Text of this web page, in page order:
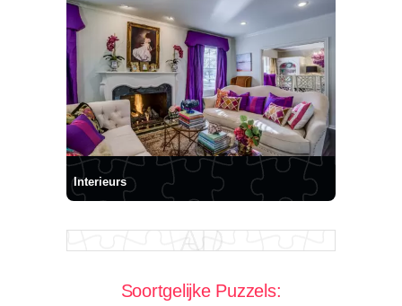
Interieurs
Soortgelijke Puzzels: